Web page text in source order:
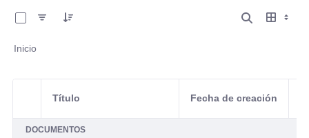
Inicio
Selección del elemento
Título Fecha de creación
DOCUMENTOS